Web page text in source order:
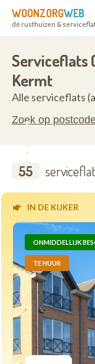
WOONZORGWEB
dé rusthuizen &
Serviceflats
Kermt
Alle serviceflats
Zoek op
55
IN DE KIJKER
ONMIDDELLIJK
TE HUUR